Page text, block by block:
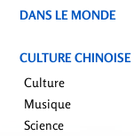
DANS LE MONDE
CULTURE
Culture
Musique
Science